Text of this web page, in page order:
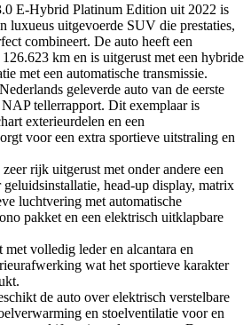
E-Hybrid Platinum Edition uit 2022 is
luxueus uitgevoerde SUV die prestaties,
combineert. De auto heeft een
km en is uitgerust met een hybride
met een automatische transmissie.
geleverde auto van de eerste
tellerrapport. Dit exemplaar is
exterieurdelen en een
voor een extra sportieve uitstraling en
rijk uitgerust met onder andere een
head-up display, matrix
luchtvering met automatische
pakket en een elektrisch uitklapbare
volledig leder en alcantara en
wat het sportieve karakter
de auto over elektrisch verstelbare
en stoelventilatie voor en